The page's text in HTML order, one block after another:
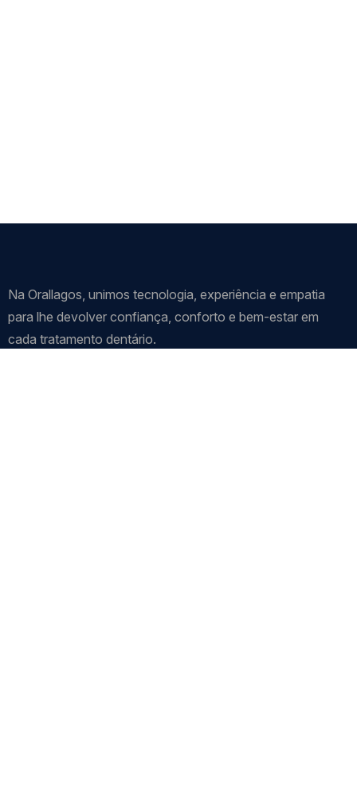
Na Orallagos, unimos tecnologia, experiência e empatia
para lhe devolver confiança, conforto e bem-estar em
cada tratamento dentário.